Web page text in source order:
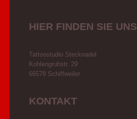
HIER FINDEN SIE UNS
Tattoostudio Stecknadel
Kohlengrubstr. 29
66578 Schiffweiler
KONTAKT